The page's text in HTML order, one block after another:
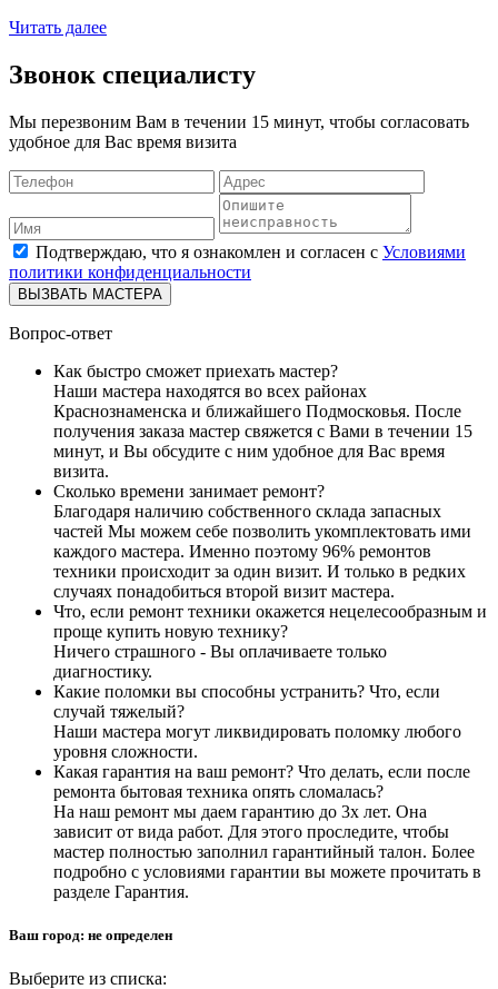
Читать далее
Звонок специалисту
Мы перезвоним Вам в течении 15 минут, чтобы согласовать
удобное для Вас время визита
Подтверждаю, что я ознакомлен и согласен с Условиями
политики конфиденциальности
ВЫЗВАТЬ МАСТЕРА
Вопрос-ответ
Как быстро сможет приехать мастер?
Наши мастера находятся во всех районах
Краснознаменска и ближайшего Подмосковья. После
получения заказа мастер свяжется с Вами в течении 15
минут, и Вы обсудите с ним удобное для Вас время
визита.
Сколько времени занимает ремонт?
Благодаря наличию собственного склада запасных
частей Мы можем себе позволить укомплектовать ими
каждого мастера. Именно поэтому 96% ремонтов
техники происходит за один визит. И только в редких
случаях понадобиться второй визит мастера.
Что, если ремонт техники окажется нецелесообразным и
проще купить новую технику?
Ничего страшного - Вы оплачиваете только
диагностику.
Какие поломки вы способны устранить? Что, если
случай тяжелый?
Наши мастера могут ликвидировать поломку любого
уровня сложности.
Какая гарантия на ваш ремонт? Что делать, если после
ремонта бытовая техника опять сломалась?
На наш ремонт мы даем гарантию до 3х лет. Она
зависит от вида работ. Для этого проследите, чтобы
мастер полностью заполнил гарантийный талон. Более
подробно с условиями гарантии вы можете прочитать в
разделе Гарантия.
Ваш город: не определен
Выберите из списка: